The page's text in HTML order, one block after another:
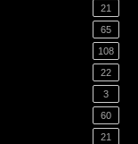
21
65
108
22
3
60
21